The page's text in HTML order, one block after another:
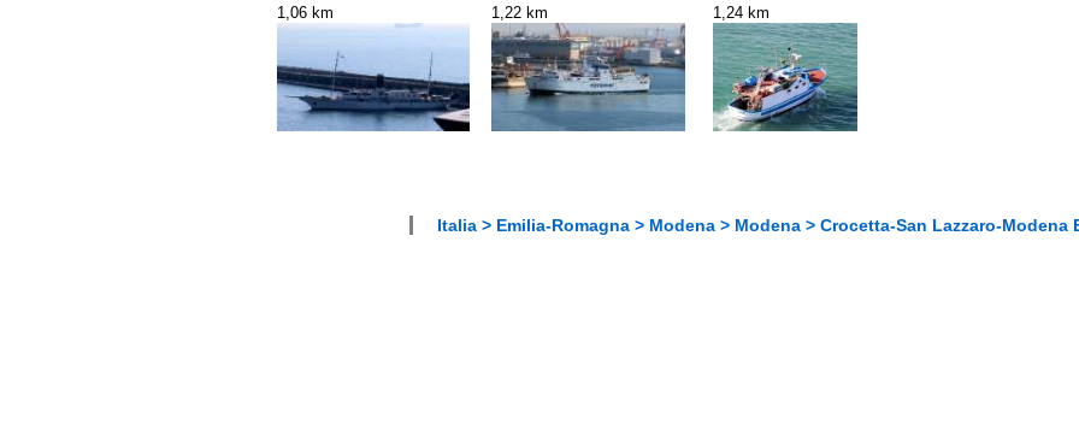
1,06 km 1,22 km 1,24 km
Italia > Emilia-Romagna > Modena > Modena > Crocetta-San Lazzaro-Modena